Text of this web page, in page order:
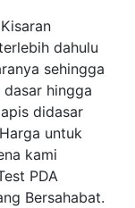
dahulu
sehingga
hingga
didasar
untuk
kami
PDA
Bersahabat.